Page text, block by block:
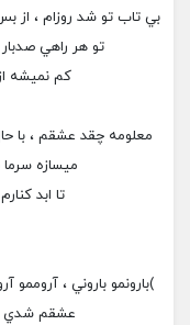
بي تاب تو شد روزام ،
تو هر راهي
كم نميشه
معلومه چقد عشقم ، با
ميسازه
تا ابد
)بارونمو باروني ،
عشقم شدي